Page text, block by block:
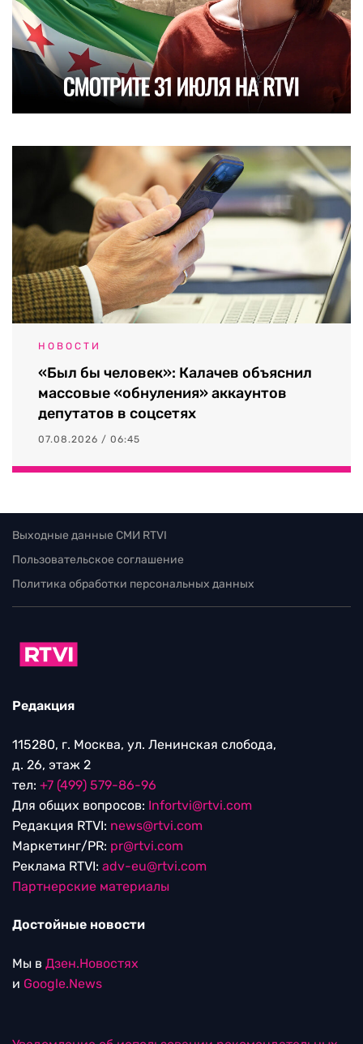
НОВОСТИ
«Был бы человек»: Калачев объяснил
массовые «обнуления» аккаунтов
депутатов в соцсетях
07.08.2026 / 06:45
Выходные данные СМИ RTVI
Пользовательское соглашение
Политика обработки персональных данных
Редакция
115280, г. Москва, ул. Ленинская слобода,
д. 26, этаж 2
тел: +7 (499) 579-86-96
Для общих вопросов: Infortvi@rtvi.com
Редакция RTVI: news@rtvi.com
Маркетинг/PR: pr@rtvi.com
Реклама RTVI: adv-eu@rtvi.com
Партнерские материалы
Достойные новости
Мы в Дзен.Новостях
и Google.News